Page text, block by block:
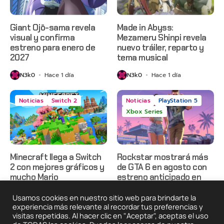
Giant Ojō-sama revela
visual y confirma
estreno para enero de
2027
N3k0 Hace 1 día
Made in Abyss:
Mezameru Shinpi revela
nuevo tráiler, reparto y
tema musical
N3k0 Hace 1 día
Noticias Switch 2
Minecraft llega a Switch
2 con mejores gráficos y
mucho Mario
N3k0 Hace 1 día
Noticias
PlayStation 5
Xbox Series
Rockstar mostrará más
de GTA 6 en agosto con
estreno anticipado en
N3k0 Hace 2 días
Usamos cookies en nuestro sitio web para brindarte la
experiencia más relevante al recordar tus preferencias y
visitas repetidas. Al hacer clic en "Aceptar", aceptas el uso